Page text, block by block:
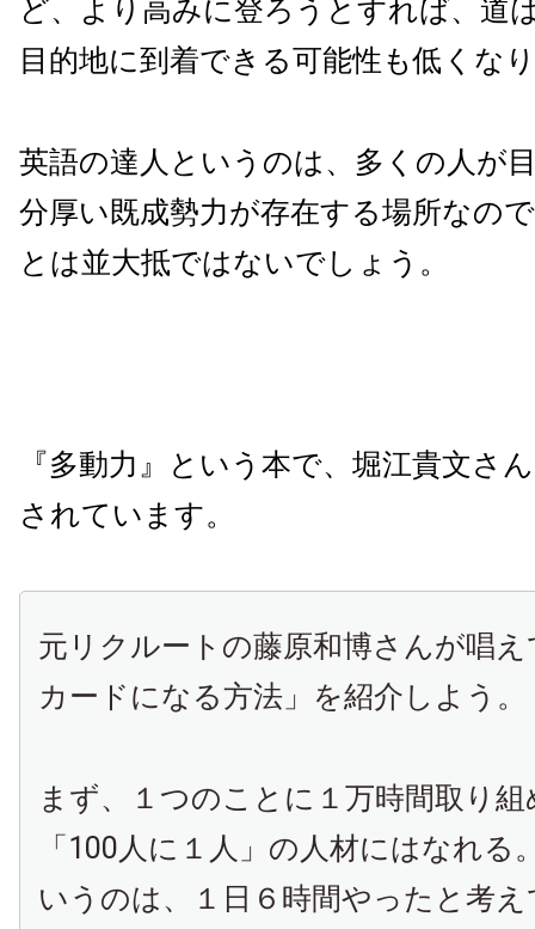
ど、より高みに登ろうとすれば、道
目的地に到着できる可能性も低くな
英語の達人というのは、多くの人が
分厚い既成勢力が存在する場所なの
とは並大抵ではないでしょう。
『多動力』という本で、堀江貴文さ
されています。
元リクルートの藤原和博さんが唱
カードになる方法」を紹介しよう。
まず、１つのことに１万時間取り
「100 人に１人」の人材にはなれる
いうのは、１日６時間やったと考